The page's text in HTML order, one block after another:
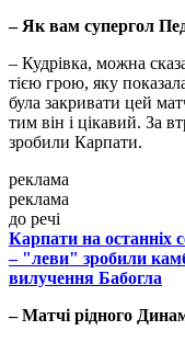
– Як вам супергол
– Кудрівка, можна
тією грою, яку
була закривати цей
тим він і цікавий. За
зробили Карпати.
реклама
реклама
до речі
Карпати на останніх
– "леви" зробили
вилучення Бабогла
– Матчі рідного